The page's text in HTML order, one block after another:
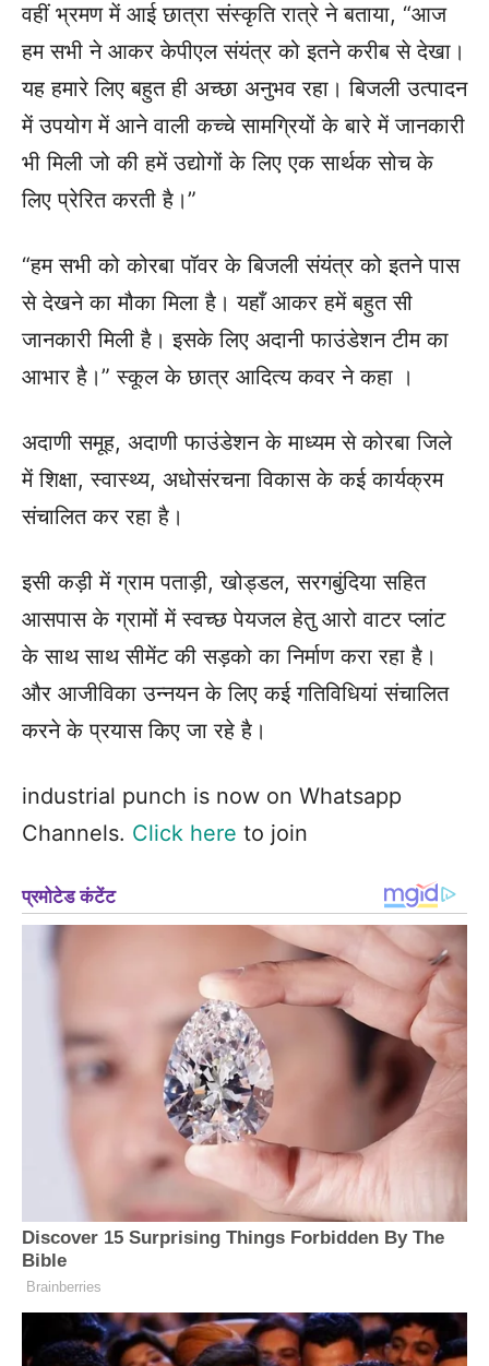
वहीं भ्रमण में आई छात्रा संस्कृति रात्रे ने बताया, “आज
हम सभी ने आकर केपीएल संयंत्र को इतने करीब से देखा।
यह हमारे लिए बहुत ही अच्छा अनुभव रहा। बिजली उत्पादन
में उपयोग में आने वाली कच्चे सामग्रियों के बारे में जानकारी
भी मिली जो की हमें उद्योगों के लिए एक सार्थक सोच के
लिए प्रेरित करती है।”
“हम सभी को कोरबा पॉवर के बिजली संयंत्र को इतने पास
से देखने का मौका मिला है। यहाँ आकर हमें बहुत सी
जानकारी मिली है। इसके लिए अदानी फाउंडेशन टीम का
आभार है।” स्कूल के छात्र आदित्य कवर ने कहा ।
अदाणी समूह, अदाणी फाउंडेशन के माध्यम से कोरबा जिले
में शिक्षा, स्वास्थ्य, अधोसंरचना विकास के कई कार्यक्रम
संचालित कर रहा है।
इसी कड़ी में ग्राम पताड़ी, खोड्डल, सरगबुंदिया सहित
आसपास के ग्रामों में स्वच्छ पेयजल हेतु आरो वाटर प्लांट
के साथ साथ सीमेंट की सड़को का निर्माण करा रहा है।
और आजीविका उन्नयन के लिए कई गतिविधियां संचालित
करने के प्रयास किए जा रहे है।
industrial punch is now on Whatsapp
Channels. Click here to join